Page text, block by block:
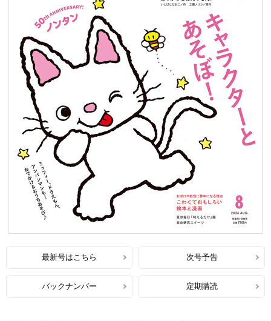
最新号はこちら 次号予告
バックナンバー 定期購読